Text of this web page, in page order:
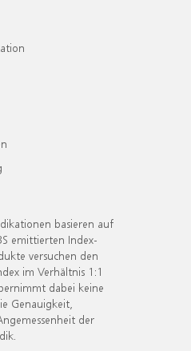
basieren auf
emittierten Index-
versuchen den
im Verhältnis 1:1
dabei keine
Genauigkeit,
der